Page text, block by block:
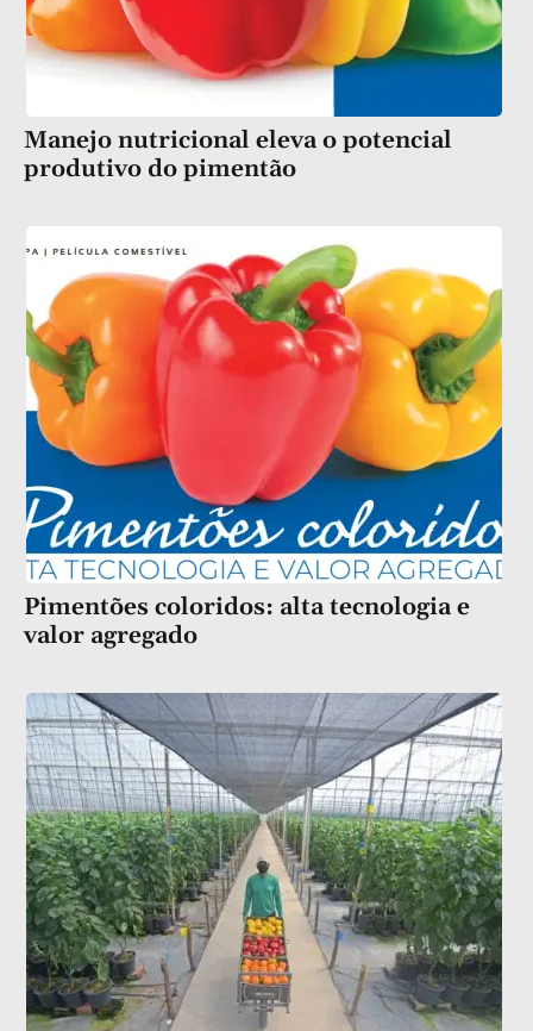
Manejo nutricional eleva o potencial
produtivo do pimentão
Pimentões coloridos: alta tecnologia e
valor agregado